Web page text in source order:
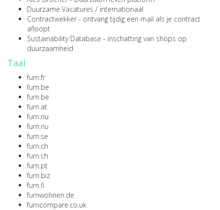
Duurzame Vacatures / internationaal
Contractwekker - ontvang tijdig een mail als je contract
afloopt
Sustainability Database - inschatting van shops op
duurzaamheid
Taal
furn.fr
furn.be
furn.be
furn.at
furn.nu
furn.nu
furn.se
furn.ch
furn.ch
furn.pt
furn.biz
furn.fi
furnwohnen.de
furncompare.co.uk